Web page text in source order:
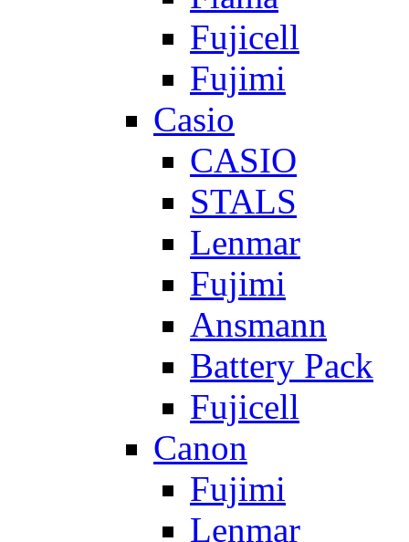
Fujicell
Fujimi
Casio
CASIO
STALS
Lenmar
Fujimi
Ansmann
Battery Pack
Fujicell
Canon
Fujimi
Lenmar